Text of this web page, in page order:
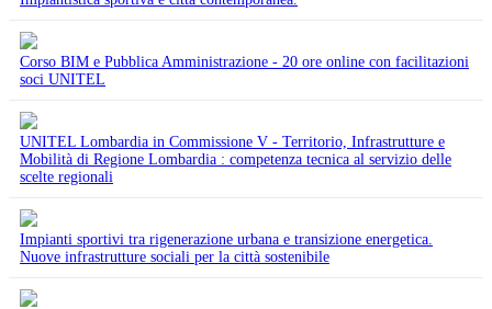
Corso BIM e Pubblica Amministrazione - 20 ore online con facilitazioni
soci UNITEL
UNITEL Lombardia in Commissione V - Territorio, Infrastrutture e
Mobilità di Regione Lombardia : competenza tecnica al servizio delle
scelte regionali
Impianti sportivi tra rigenerazione urbana e transizione energetica.
Nuove infrastrutture sociali per la città sostenibile